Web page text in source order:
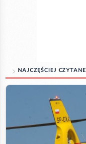
NAJCZĘŚCIEJ CZYTANE